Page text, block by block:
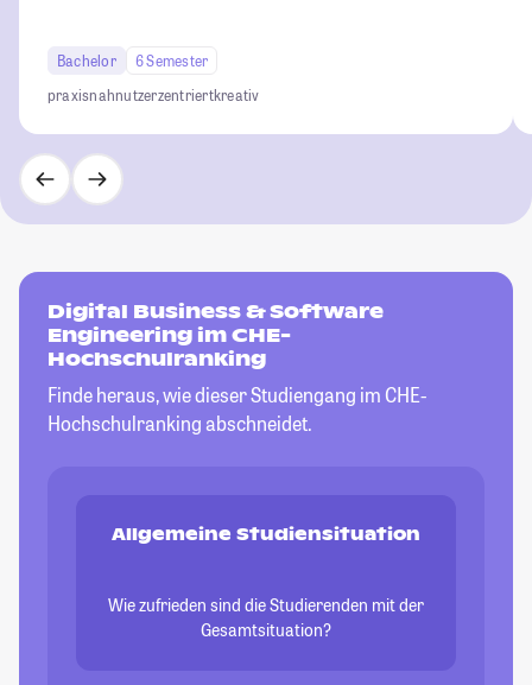
Bachelor
6 Semester
praxisnahnutzerzentriertkreativ
Digital Business & Software
Engineering im CHE-
Hochschulranking
Finde heraus, wie dieser Studiengang im CHE-
Hochschulranking abschneidet.
Allgemeine Studiensituation
Wie zufrieden sind die Studierenden mit der
Gesamtsituation?